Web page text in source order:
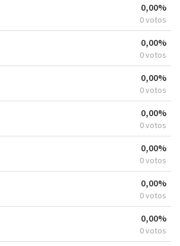
0,00%
0 votos
0,00%
0 votos
0,00%
0 votos
0,00%
0 votos
0,00%
0 votos
0,00%
0 votos
0,00%
0 votos